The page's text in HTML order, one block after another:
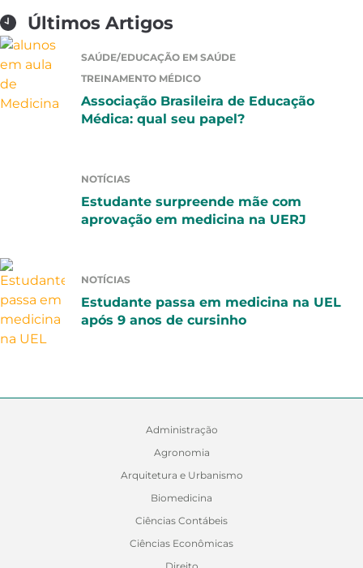
Últimos Artigos
SAÚDE/EDUCAÇÃO EM SAÚDE
TREINAMENTO MÉDICO
Associação Brasileira de Educação
Médica: qual seu papel?
NOTÍCIAS
Estudante surpreende mãe com
aprovação em medicina na UERJ
NOTÍCIAS
Estudante passa em medicina na UEL
após 9 anos de cursinho
Administração
Agronomia
Arquitetura e Urbanismo
Biomedicina
Ciências Contábeis
Ciências Econômicas